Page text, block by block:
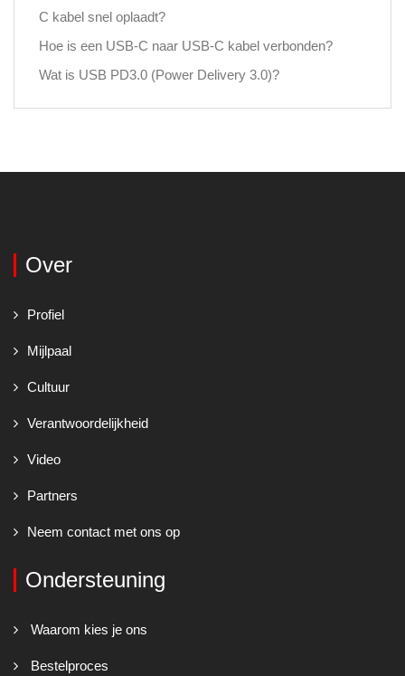
C kabel snel oplaadt?
Hoe is een USB-C naar USB-C kabel verbonden?
Wat is USB PD3.0 (Power Delivery 3.0)?
Over
Profiel
Mijlpaal
Cultuur
Verantwoordelijkheid
Video
Partners
Neem contact met ons op
Ondersteuning
Waarom kies je ons
Bestelproces